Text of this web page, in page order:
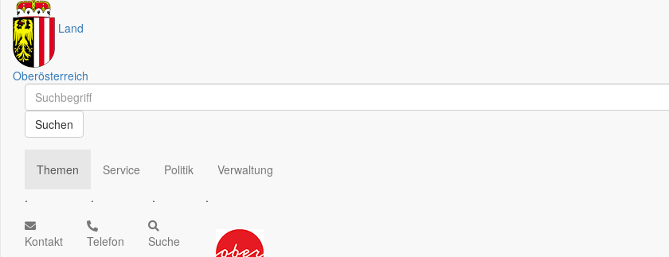
Land
Oberösterreich
Schnellsuche
Schnellsuche
Suchen
Themen
.
Service
.
Politik
.
Verwaltung
.
Kontakt
Telefon
Suche